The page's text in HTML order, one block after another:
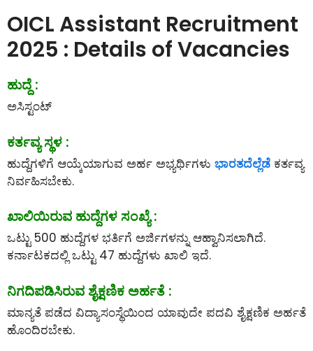
OICL Assistant Recruitment
2025 : Details of Vacancies
ಹುದ್ದೆ :
ಅಸಿಸ್ಟಂಟ್
ಕರ್ತವ್ಯ ಸ್ಥಳ :
ಹುದ್ದೆಗಳಿಗೆ ಆಯ್ಕೆಯಾಗುವ ಅರ್ಹ ಅಭ್ಯರ್ಥಿಗಳು ಭಾರತದೆಲ್ಲೆಡೆ ಕರ್ತವ್ಯ
ನಿರ್ವಹಿಸಬೇಕು.
ಖಾಲಿಯಿರುವ ಹುದ್ದೆಗಳ ಸಂಖ್ಯೆ :
ಒಟ್ಟು 500 ಹುದ್ದೆಗಳ ಭರ್ತಿಗೆ ಅರ್ಜಿಗಳನ್ನು ಆಹ್ವಾನಿಸಲಾಗಿದೆ.
ಕರ್ನಾಟಕದಲ್ಲಿ ಒಟ್ಟು 47 ಹುದ್ದೆಗಳು ಖಾಲಿ ಇದೆ.
ನಿಗದಿಪಡಿಸಿರುವ ಶೈಕ್ಷಣಿಕ ಅರ್ಹತೆ :
ಮಾನ್ಯತೆ ಪಡೆದ ವಿದ್ಯಾಸಂಸ್ಥೆಯಿಂದ ಯಾವುದೇ ಪದವಿ ಶೈಕ್ಷಣಿಕ ಅರ್ಹತೆ
ಹೊಂದಿರಬೇಕು.